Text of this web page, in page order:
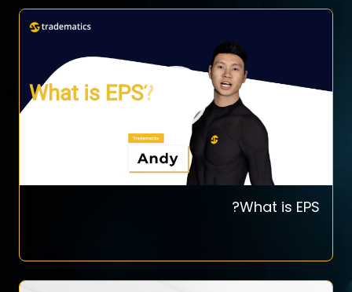
What is EPS?